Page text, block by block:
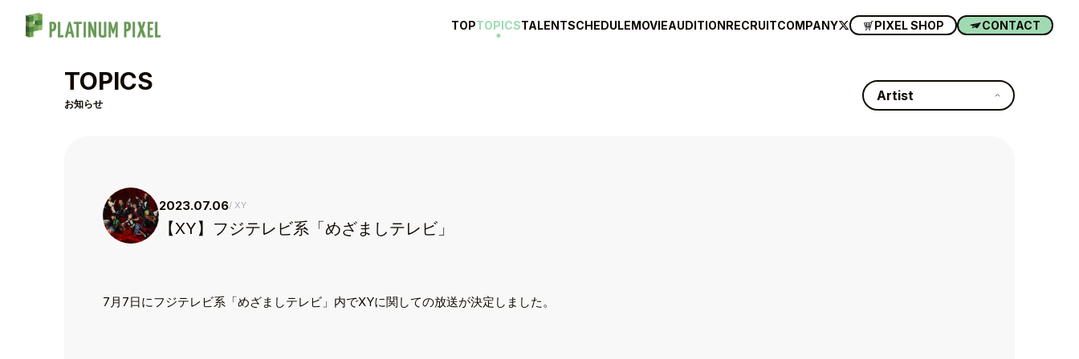
TOPTOPICSTALENTSCHEDULEMOVIEAUDITIONRECRUITCOMPANY PIXEL SHOP CONTACT
TOPICS
お知らせ
Artist
2023.07.06 XY
【XY】フジテレビ系「めざましテレビ」
7月7日にフジテレビ系「めざましテレビ」内でXYに関しての放送が決定しました。